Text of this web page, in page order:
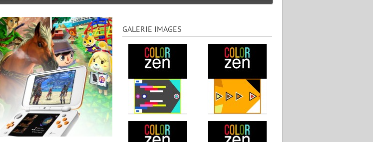
GALERIE IMAGES